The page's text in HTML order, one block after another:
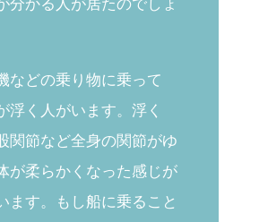
分かる人が居たのでしょ
などの乗り物に乗って
浮く人がいます。浮く
関節など全身の関節がゆ
が柔らかくなった感じが
ます。もし船に乗ること